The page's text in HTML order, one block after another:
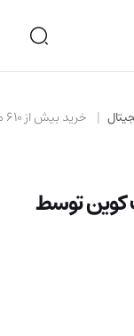
خرید بیش از 610 میلیون دلار بیت کوین توسط مایکرواستراتژی!
بیت کوین توسط